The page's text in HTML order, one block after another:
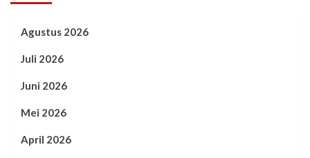
Agustus 2026
Juli 2026
Juni 2026
Mei 2026
April 2026